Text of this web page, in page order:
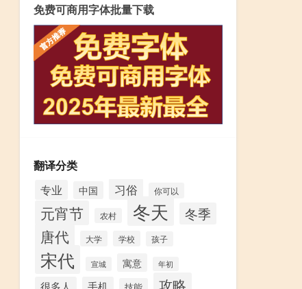
免费可商用字体批量下载
翻译分类
专业
中国 习俗 你可以
元宵节 农村 冬天 冬季
唐代 大学 学校 孩子
宋代 宣城 寓意 年初
很多人 手机 攻略